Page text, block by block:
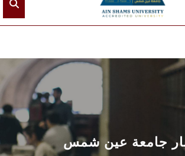
الرئيسيـة
عن الجامعة
القطاعـات جامعة عين شمس